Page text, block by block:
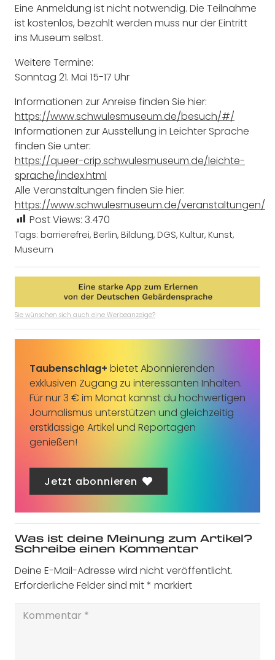
Eine Anmeldung ist nicht notwendig. Die Teilnahme
ist kostenlos, bezahlt werden muss nur der Eintritt
ins Museum selbst.
Weitere Termine:
Sonntag 21. Mai 15-17 Uhr
Informationen zur Anreise finden Sie hier:
https://www.schwulesmuseum.de/besuch/#/
Informationen zur Ausstellung in Leichter Sprache
finden Sie unter:
https://queer-crip.schwulesmuseum.de/leichte-
sprache/index.html
Alle Veranstaltungen finden Sie hier:
https://www.schwulesmuseum.de/veranstaltungen/
Post Views: 3.470
Tags: barrierefrei, Berlin, Bildung, DGS, Kultur, Kunst,
Museum
Sie wünschen sich auch eine Werbeanzeige?
Taubenschlag+ bietet Abonnierenden
exklusiven Zugang zu interessanten Inhalten.
Für nur 3 € im Monat kannst du hochwertigen
Journalismus unterstützen und gleichzeitig
erstklassige Artikel und Reportagen
genießen!
Jetzt abonnieren
Was ist deine Meinung zum Artikel?
Schreibe einen Kommentar
Deine E-Mail-Adresse wird nicht veröffentlicht.
Erforderliche Felder sind mit* markiert